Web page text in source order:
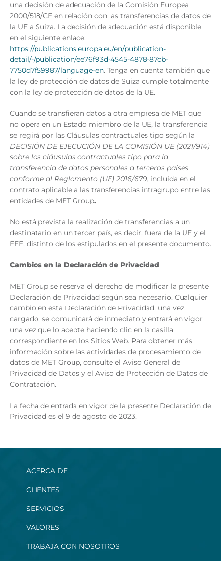
una decisión de adecuación de la Comisión Europea
2000/518/CE en relación con las transferencias de datos de
la UE a Suiza. La decisión de adecuación está disponible
en el siguiente enlace:
https://publications.europa.eu/en/publication-
detail/-/publication/ee76f93d-4545-4878-87cb-
7750d7f59987/language-en. Tenga en cuenta también que
la ley de protección de datos de Suiza cumple totalmente
con la ley de protección de datos de la UE.
Cuando se transfieran datos a otra empresa de MET que
no opera en un Estado miembro de la UE, la transferencia
se regirá por las Cláusulas contractuales tipo según la
DECISIÓN DE EJECUCIÓN DE LA COMISIÓN UE (2021/914)
sobre las cláusulas contractuales tipo para la
transferencia de datos personales a terceros países
conforme al Reglamento (UE) 2016/679, incluida en el
contrato aplicable a las transferencias intragrupo entre las
entidades de MET Group.
No está prevista la realización de transferencias a un
destinatario en un tercer país, es decir, fuera de la UE y el
EEE, distinto de los estipulados en el presente documento.
Cambios en la Declaración de Privacidad
MET Group se reserva el derecho de modificar la presente
Declaración de Privacidad según sea necesario. Cualquier
cambio en esta Declaración de Privacidad, una vez
cargado, se comunicará de inmediato y entrará en vigor
una vez que lo acepte haciendo clic en la casilla
correspondiente en los Sitios Web. Para obtener más
información sobre las actividades de procesamiento de
datos de MET Group, consulte el Aviso General de
Privacidad de Datos y el Aviso de Protección de Datos de
Contratación.
La fecha de entrada en vigor de la presente Declaración de
Privacidad es el 9 de agosto de 2023.
ACERCA DE
CLIENTES
SERVICIOS
VALORES
TRABAJA CON NOSOTROS